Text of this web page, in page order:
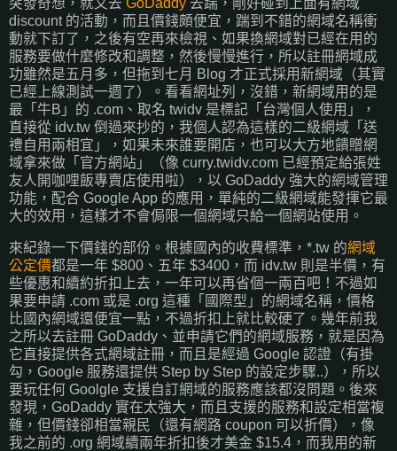
discount 的活動，而且價錢頗便宜，踹到不錯的網域名稱衝
動就下訂了，之後有空再來檢視、如果換網域對已經在用的
服務要做什麼修改和調整，然後慢慢進行，所以註冊網域成
功雖然是五月多，但拖到七月 Blog 才正式採用新網域（其實
已經上線測試一週了）。看看網址列，沒錯，新網域用的是
最「牛B」的 .com、取名 twidv 是標記「台灣個人使用」，
直接從 idv.tw 倒過來抄的，我個人認為這樣的二級網域「送
禮自用兩相宜」，如果未來誰要開店，也可以大方地饋贈網
域拿來做「官方網站」（像 curry.twidv.com 已經預定給張姓
友人開咖哩飯專賣店使用啦），以 GoDaddy 強大的網域管理
功能，配合 Google App 的應用，單純的二級網域能發揮它最
大的效用，這樣才不會侷限一個網域只給一個網站使用。
來紀錄一下價錢的部份。根據國內的收費標準，*.tw 的網域
公定價都是一年 $800、五年 $3400，而 idv.tw 則是半價，有
些優惠和續約折扣上去，一年可以再省個一兩百吧！不過如
果要申請 .com 或是 .org 這種「國際型」的網域名稱，價格
比國內網域還便宜一點，不過折扣上就比較硬了。幾年前我
之所以去註冊 GoDaddy、並申請它們的網域服務，就是因為
它直接提供各式網域註冊，而且是經過 Google 認證（有掛
勾，Google 服務還提供 Step by Step 的設定步驟..），所以
要玩任何 Goolgle 支援自訂網域的服務應該都沒問題。後來
發現，GoDaddy 實在太強大，而且支援的服務和設定相當複
雜，但價錢卻相當親民（還有網路 coupon 可以折價），像
我之前的 .org 網域續兩年折扣後才美金 $15.4，而我用的新